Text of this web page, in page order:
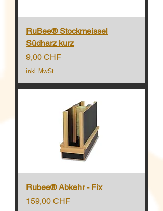
RuBee® Stockmeissel
Südharz kurz
Preis
9,00 CHF
inkl. MwSt.
Rubee® Abkehr - Fix
Preis
159,00 CHF